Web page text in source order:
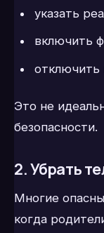
указать
включить
отключить
Это не
безопасности.
2. Убрать
Многие
когда